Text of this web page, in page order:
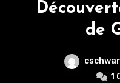
de
1